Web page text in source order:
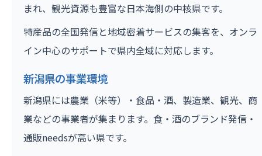
まれ、観光資源も豊富な日本海側の中核県です。
特産品の全国発信と地域密着サービスの集客を、オンラ
イン中心のサポートで県内全域に対応します。
新潟県の事業環境
新潟県には農業（米等）・食品・酒、製造業、観光、商
業などの事業者が集まります。食・酒のブランド発信・
通販needsが高い県です。